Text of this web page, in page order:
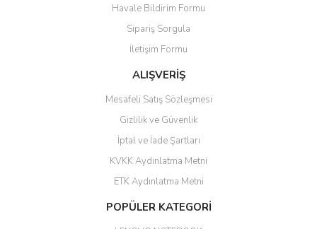
bir tabela olsa daha hoş
hızlı güvenli bir alışveriş oldu
Yalçın Kaya | 20/06/2026
ahmet yiğit | 29/04/2026
Aldığım ürün kapalı kutu teslim
edildi. Teşekkür ederim.
Havale Bildirim Formu
Sipariş Sorgula
İletişim Formu
ALIŞVERİŞ
Mesafeli Satış Sözleşmesi
Gizlilik ve Güvenlik
İptal ve İade Şartları
KVKK Aydınlatma Metni
ETK Aydınlatma Metni
POPÜLER KATEGORİ